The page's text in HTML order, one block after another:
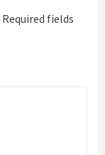
Required fields